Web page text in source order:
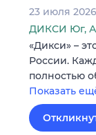
23 июля 2026
ДИКСИ Юг,
«Дикси» –
России.
полностью
Показать